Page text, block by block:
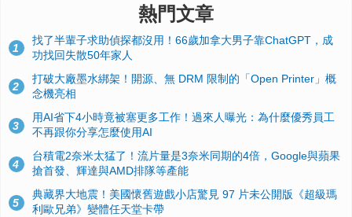
熱門文章
1
找了半輩子求助偵探都沒用！66歲加拿大男子靠ChatGPT，成
功找回失散50年家人
2
打破大廠墨水綁架！開源、無 DRM 限制的「Open Printer」概
念機亮相
3
用AI省下4小時竟被塞更多工作！過來人曝光：為什麼優秀員工
不再跟你分享怎麼使用AI
4
台積電2奈米太猛了！流片量是3奈米同期的4倍，Google與蘋果
搶首發、輝達與AMD排隊等產能
5
典藏界大地震！美國懷舊遊戲小店驚見 97 片未公開版《超級瑪
利歐兄弟》變體任天堂卡帶